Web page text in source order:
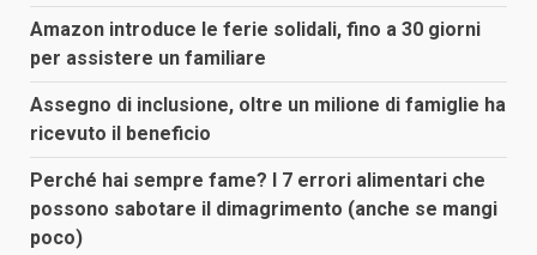
Amazon introduce le ferie solidali, fino a 30 giorni
per assistere un familiare
Assegno di inclusione, oltre un milione di famiglie ha
ricevuto il beneficio
Perché hai sempre fame? I 7 errori alimentari che
possono sabotare il dimagrimento (anche se mangi
poco)